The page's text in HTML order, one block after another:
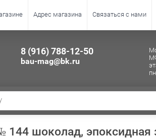
Адрес магазина Связаться с нами
8 (916) 788-12-50
bau-mag@bk.ru
шоколад, эпоксидная